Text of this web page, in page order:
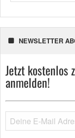
NEWSLETTER
Jetzt kostenlos
anmelden!